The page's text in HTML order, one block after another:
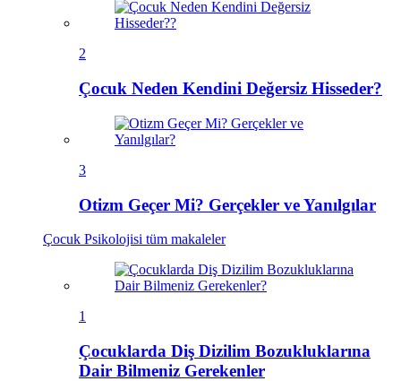
2
Çocuk Neden Kendini Değersiz Hisseder?
3
Otizm Geçer Mi? Gerçekler ve Yanılgılar
Çocuk Psikolojisi tüm makaleler
1
Çocuklarda Diş Dizilim Bozukluklarına
Dair Bilmeniz Gerekenler